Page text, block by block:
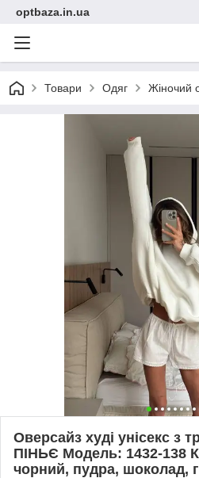
optbaza.in.ua
Товари Одяг Жіночий
Оверсайз худі унісекс з
ПІНЬЄ Модель: 1432-138
чорний, пудра, шоколад,